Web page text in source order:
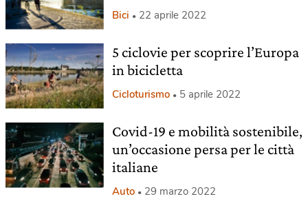
Bici 22 aprile 2022
5 ciclovie per scoprire l’Europa
in bicicletta
Cicloturismo 5 aprile 2022
Covid-19 e mobilità sostenibile,
un’occasione persa per le città
italiane
Auto 29 marzo 2022